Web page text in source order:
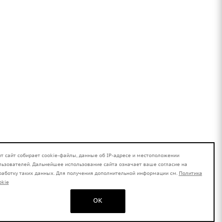
сайт собирает cookie-файлы, данные об IP-адресе и местоположении
Дальнейшее использование сайта означает ваше согласие на
таких данных. Для получения дополнительной информации см. Политика
OK